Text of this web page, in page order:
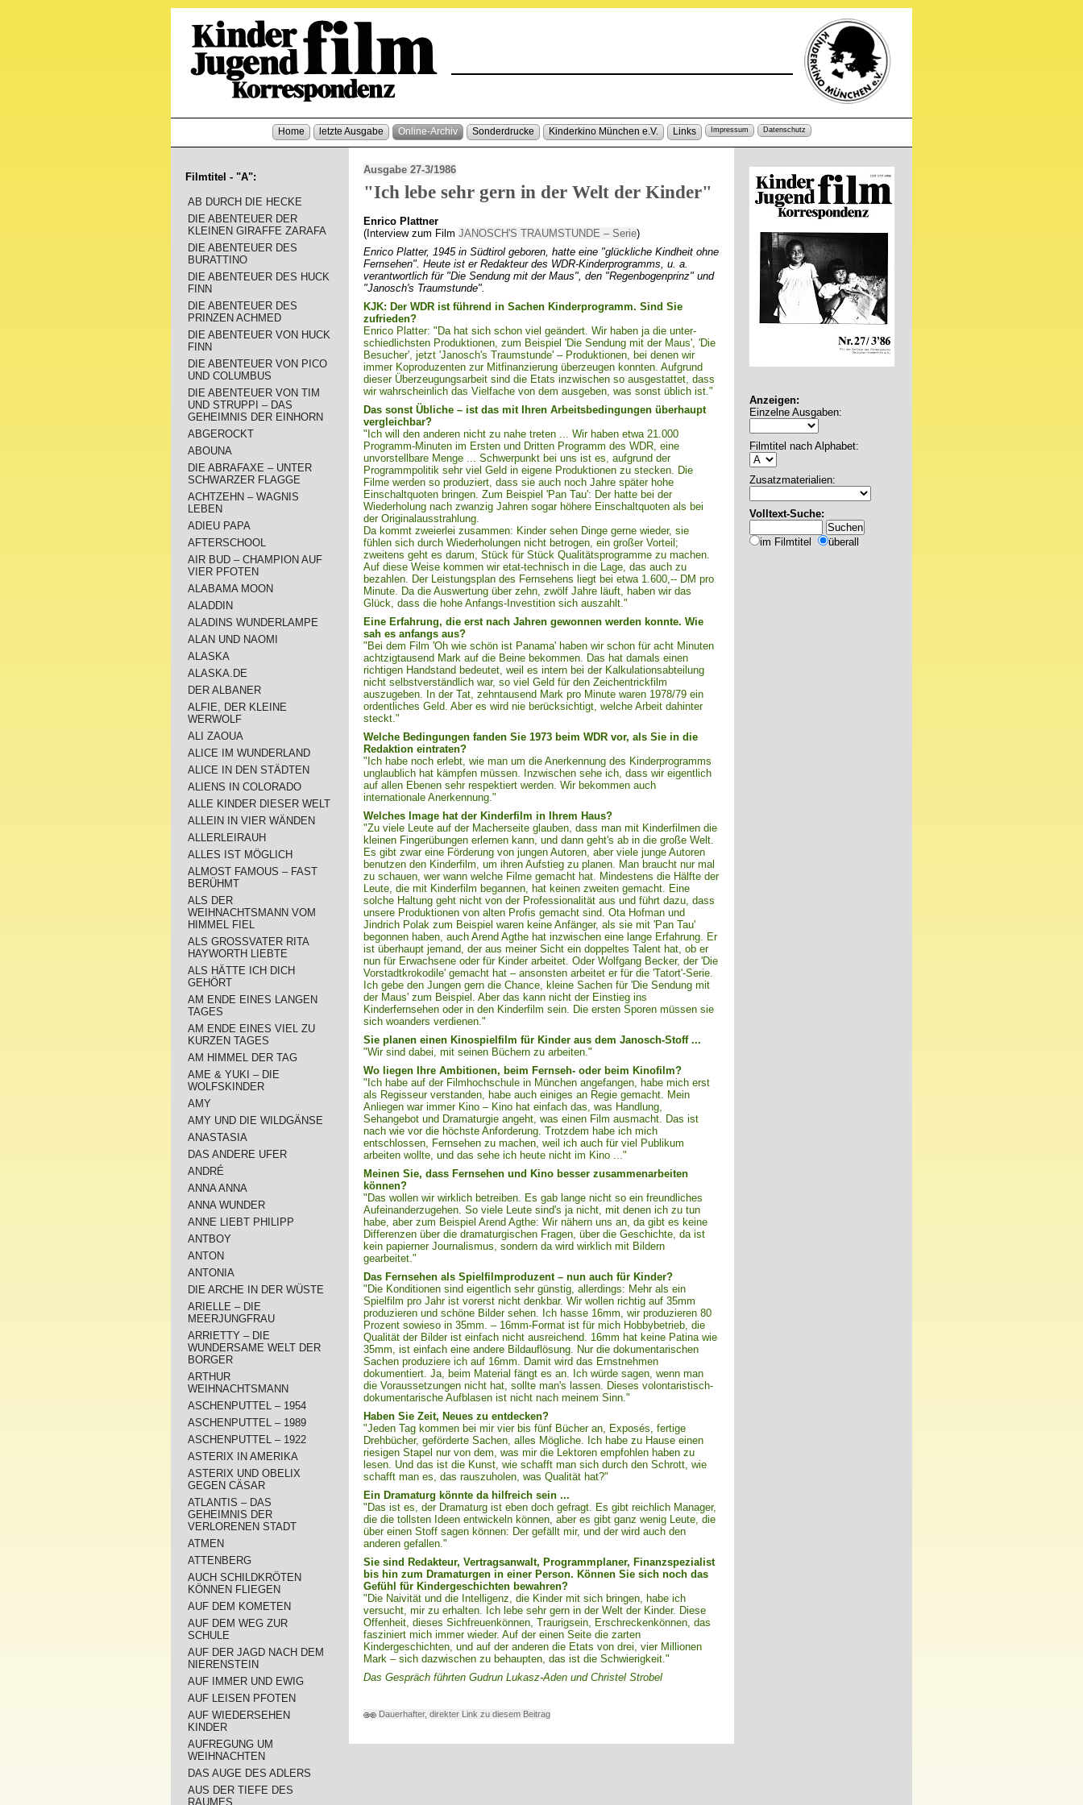
Home letzte Ausgabe Online-Archiv Sonderdrucke Kinderkino München e.V. Links Impressum Datenschutz
Ausgabe 27-3/1986
"Ich lebe sehr gern in der Welt der Kinder"
Enrico Plattner
(Interview zum FilmJANOSCH'S TRAUMSTUNDE – Serie)
Enrico Platter, 1945 in Südtirol geboren, hatte eine "glückliche Kindheit ohne
Fernsehen". Heute ist er Redakteur des WDR-Kinderprogramms, u. a.
verantwortlich für "Die Sendung mit der Maus", den "Regenbogenprinz" und
"Janosch's Traumstunde".
KJK: Der WDR ist führend in Sachen Kinderprogramm. Sind Sie
zufrieden?
Enrico Platter: "Da hat sich schon viel geändert. Wir haben ja die unter-
schiedlichsten Produktionen, zum Beispiel 'Die Sendung mit der Maus', 'Die
Besucher', jetzt 'Janosch's Traumstunde' – Produktionen, bei denen wir
immer Koproduzenten zur Mitfinanzierung überzeugen konnten. Aufgrund
dieser Überzeugungsarbeit sind die Etats inzwischen so ausgestattet, dass
wir wahrscheinlich das Vielfache von dem ausgeben, was sonst üblich ist."
Das sonst Übliche – ist das mit Ihren Arbeitsbedingungen überhaupt
vergleichbar?
"Ich will den anderen nicht zu nahe treten ... Wir haben etwa 21.000
Programm-Minuten im Ersten und Dritten Programm des WDR, eine
unvorstellbare Menge ... Schwerpunkt bei uns ist es, aufgrund der
Programmpolitik sehr viel Geld in eigene Produktionen zu stecken. Die
Filme werden so produziert, dass sie auch noch Jahre später hohe
Einschaltquoten bringen. Zum Beispiel 'Pan Tau': Der hatte bei der
Wiederholung nach zwanzig Jahren sogar höhere Einschaltquoten als bei
der Originalausstrahlung.
Da kommt zweierlei zusammen: Kinder sehen Dinge gerne wieder, sie
fühlen sich durch Wiederholungen nicht betrogen, ein großer Vorteil;
zweitens geht es darum, Stück für Stück Qualitätsprogramme zu machen.
Auf diese Weise kommen wir etat-technisch in die Lage, das auch zu
bezahlen. Der Leistungsplan des Fernsehens liegt bei etwa 1.600,-- DM pro
Minute. Da die Auswertung über zehn, zwölf Jahre läuft, haben wir das
Glück, dass die hohe Anfangs-Investition sich auszahlt."
Eine Erfahrung, die erst nach Jahren gewonnen werden konnte. Wie
sah es anfangs aus?
"Bei dem Film 'Oh wie schön ist Panama' haben wir schon für acht Minuten
achtzigtausend Mark auf die Beine bekommen. Das hat damals einen
richtigen Handstand bedeutet, weil es intern bei der Kalkulationsabteilung
nicht selbstverständlich war, so viel Geld für den Zeichentrickfilm
auszugeben. In der Tat, zehntausend Mark pro Minute waren 1978/79 ein
ordentliches Geld. Aber es wird nie berücksichtigt, welche Arbeit dahinter
steckt."
Welche Bedingungen fanden Sie 1973 beim WDR vor, als Sie in die
Redaktion eintraten?
"Ich habe noch erlebt, wie man um die Anerkennung des Kinderprogramms
unglaublich hat kämpfen müssen. Inzwischen sehe ich, dass wir eigentlich
auf allen Ebenen sehr respektiert werden. Wir bekommen auch
internationale Anerkennung."
Welches Image hat der Kinderfilm in Ihrem Haus?
"Zu viele Leute auf der Macherseite glauben, dass man mit Kinderfilmen die
kleinen Fingerübungen erlernen kann, und dann geht's ab in die große Welt.
Es gibt zwar eine Förderung von jungen Autoren, aber viele junge Autoren
benutzen den Kinderfilm, um ihren Aufstieg zu planen. Man braucht nur mal
zu schauen, wer wann welche Filme gemacht hat. Mindestens die Hälfte der
Leute, die mit Kinderfilm begannen, hat keinen zweiten gemacht. Eine
solche Haltung geht nicht von der Professionalität aus und führt dazu, dass
unsere Produktionen von alten Profis gemacht sind. Ota Hofman und
Jindrich Polak zum Beispiel waren keine Anfänger, als sie mit 'Pan Tau'
begonnen haben, auch Arend Agthe hat inzwischen eine lange Erfahrung. Er
ist überhaupt jemand, der aus meiner Sicht ein doppeltes Talent hat, ob er
nun für Erwachsene oder für Kinder arbeitet. Oder Wolfgang Becker, der 'Die
Vorstadtkrokodile' gemacht hat – ansonsten arbeitet er für die 'Tatort'-Serie.
Ich gebe den Jungen gern die Chance, kleine Sachen für 'Die Sendung mit
der Maus' zum Beispiel. Aber das kann nicht der Einstieg ins
Kinderfernsehen oder in den Kinderfilm sein. Die ersten Sporen müssen sie
sich woanders verdienen."
Sie planen einen Kinospielfilm für Kinder aus dem Janosch-Stoff ...
"Wir sind dabei, mit seinen Büchern zu arbeiten."
Wo liegen Ihre Ambitionen, beim Fernseh- oder beim Kinofilm?
"Ich habe auf der Filmhochschule in München angefangen, habe mich erst
als Regisseur verstanden, habe auch einiges an Regie gemacht. Mein
Anliegen war immer Kino – Kino hat einfach das, was Handlung,
Sehangebot und Dramaturgie angeht, was einen Film ausmacht. Das ist
nach wie vor die höchste Anforderung. Trotzdem habe ich mich
entschlossen, Fernsehen zu machen, weil ich auch für viel Publikum
arbeiten wollte, und das sehe ich heute nicht im Kino ..."
Meinen Sie, dass Fernsehen und Kino besser zusammenarbeiten
können?
"Das wollen wir wirklich betreiben. Es gab lange nicht so ein freundliches
Aufeinanderzugehen. So viele Leute sind's ja nicht, mit denen ich zu tun
habe, aber zum Beispiel Arend Agthe: Wir nähern uns an, da gibt es keine
Differenzen über die dramaturgischen Fragen, über die Geschichte, da ist
kein papierner Journalismus, sondern da wird wirklich mit Bildern
gearbeitet."
Das Fernsehen als Spielfilmproduzent – nun auch für Kinder?
"Die Konditionen sind eigentlich sehr günstig, allerdings: Mehr als ein
Spielfilm pro Jahr ist vorerst nicht denkbar. Wir wollen richtig auf 35mm
produzieren und schöne Bilder sehen. Ich hasse 16mm, wir produzieren 80
Prozent sowieso in 35mm. – 16mm-Format ist für mich Hobbybetrieb, die
Qualität der Bilder ist einfach nicht ausreichend. 16mm hat keine Patina wie
35mm, ist einfach eine andere Bildauflösung. Nur die dokumentarischen
Sachen produziere ich auf 16mm. Damit wird das Ernstnehmen
dokumentiert. Ja, beim Material fängt es an. Ich würde sagen, wenn man
die Voraussetzungen nicht hat, sollte man's lassen. Dieses volontaristisch-
dokumentarische Aufblasen ist nicht nach meinem Sinn."
Haben Sie Zeit, Neues zu entdecken?
"Jeden Tag kommen bei mir vier bis fünf Bücher an, Exposés, fertige
Drehbücher, geförderte Sachen, alles Mögliche. Ich habe zu Hause einen
riesigen Stapel nur von dem, was mir die Lektoren empfohlen haben zu
lesen. Und das ist die Kunst, wie schafft man sich durch den Schrott, wie
schafft man es, das rauszuholen, was Qualität hat?"
Ein Dramaturg könnte da hilfreich sein ...
"Das ist es, der Dramaturg ist eben doch gefragt. Es gibt reichlich Manager,
die die tollsten Ideen entwickeln können, aber es gibt ganz wenig Leute, die
über einen Stoff sagen können: Der gefällt mir, und der wird auch den
anderen gefallen."
Sie sind Redakteur, Vertragsanwalt, Programmplaner, Finanzspezialist
bis hin zum Dramaturgen in einer Person. Können Sie sich noch das
Gefühl für Kindergeschichten bewahren?
"Die Naivität und die Intelligenz, die Kinder mit sich bringen, habe ich
versucht, mir zu erhalten. Ich lebe sehr gern in der Welt der Kinder. Diese
Offenheit, dieses Sichfreuenkönnen, Traurigsein, Erschreckenkönnen, das
fasziniert mich immer wieder. Auf der einen Seite die zarten
Kindergeschichten, und auf der anderen die Etats von drei, vier Millionen
Mark – sich dazwischen zu behaupten, das ist die Schwierigkeit."
Das Gespräch führten Gudrun Lukasz-Aden und Christel Strobel
Dauerhafter, direkter Link zu diesem Beitrag
Filmtitel - "A":
AB DURCH DIE HECKE
DIE ABENTEUER DER
KLEINEN GIRAFFE ZARAFA
DIE ABENTEUER DES
BURATTINO
DIE ABENTEUER DES HUCK
FINN
DIE ABENTEUER DES
PRINZEN ACHMED
DIE ABENTEUER VON HUCK
FINN
DIE ABENTEUER VON PICO
UND COLUMBUS
DIE ABENTEUER VON TIM
UND STRUPPI – DAS
GEHEIMNIS DER EINHORN
ABGEROCKT
ABOUNA
DIE ABRAFAXE – UNTER
SCHWARZER FLAGGE
ACHTZEHN – WAGNIS
LEBEN
ADIEU PAPA
AFTERSCHOOL
AIR BUD – CHAMPION AUF
VIER PFOTEN
ALABAMA MOON
ALADDIN
ALADINS WUNDERLAMPE
ALAN UND NAOMI
ALASKA
ALASKA.DE
DER ALBANER
ALFIE, DER KLEINE
WERWOLF
ALI ZAOUA
ALICE IM WUNDERLAND
ALICE IN DEN STÄDTEN
ALIENS IN COLORADO
ALLE KINDER DIESER WELT
ALLEIN IN VIER WÄNDEN
ALLERLEIRAUH
ALLES IST MÖGLICH
ALMOST FAMOUS – FAST
BERÜHMT
ALS DER
WEIHNACHTSMANN VOM
HIMMEL FIEL
ALS GROSSVATER RITA
HAYWORTH LIEBTE
ALS HÄTTE ICH DICH
GEHÖRT
AM ENDE EINES LANGEN
TAGES
AM ENDE EINES VIEL ZU
KURZEN TAGES
AM HIMMEL DER TAG
AME & YUKI – DIE
WOLFSKINDER
AMY
AMY UND DIE WILDGÄNSE
ANASTASIA
DAS ANDERE UFER
ANDRÉ
ANNA ANNA
ANNA WUNDER
ANNE LIEBT PHILIPP
ANTBOY
ANTON
ANTONIA
DIE ARCHE IN DER WÜSTE
ARIELLE – DIE
MEERJUNGFRAU
ARRIETTY – DIE
WUNDERSAME WELT DER
BORGER
ARTHUR
WEIHNACHTSMANN
ASCHENPUTTEL – 1954
ASCHENPUTTEL – 1989
ASCHENPUTTEL – 1922
ASTERIX IN AMERIKA
ASTERIX UND OBELIX
GEGEN CÄSAR
ATLANTIS – DAS
GEHEIMNIS DER
VERLORENEN STADT
ATMEN
ATTENBERG
AUCH SCHILDKRÖTEN
KÖNNEN FLIEGEN
AUF DEM KOMETEN
AUF DEM WEG ZUR
SCHULE
AUF DER JAGD NACH DEM
NIERENSTEIN
AUF IMMER UND EWIG
AUF LEISEN PFOTEN
AUF WIEDERSEHEN
KINDER
AUFREGUNG UM
WEIHNACHTEN
DAS AUGE DES ADLERS
AUS DER TIEFE DES
RAUMES
Anzeigen:
Einzelne Ausgaben:
Filmtitel nach Alphabet:
Zusatzmaterialien:
Volltext-Suche:
im Filmtitel überall